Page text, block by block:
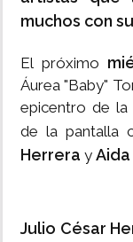
muchos con
El próximo
Áurea "Baby"
epicentro de la
de la pantalla
Herrera y Aida
Julio César